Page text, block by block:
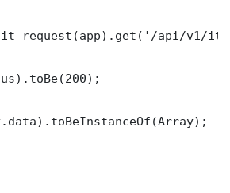
request(app).get('/api/v1/